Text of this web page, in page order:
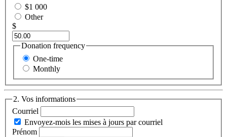
$1 000
Other
$
Donation frequency
One-time
Monthly
2. Vos informations
Courriel
Envoyez-mois les mises à jours par courriel
Prénom